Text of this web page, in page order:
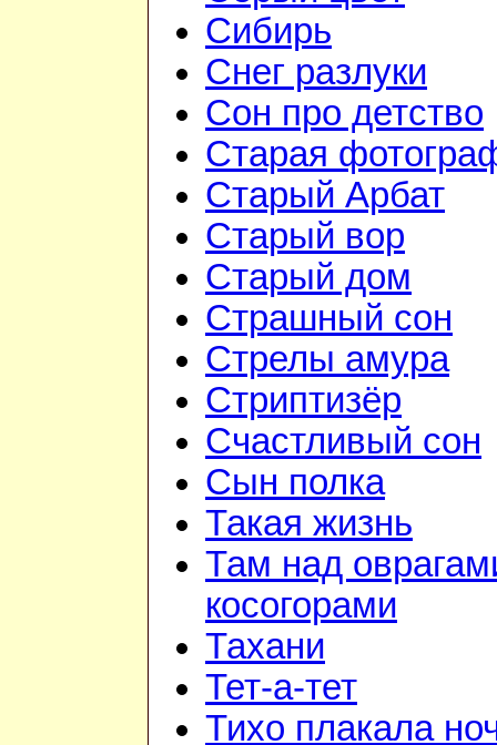
Сибирь
Снег разлуки
Сон про детство
Старая
Старый Арбат
Старый вор
Старый дом
Страшный сон
Стрелы амура
Стриптизёр
Счастливый сон
Сын полка
Такая жизнь
Там над
косогорами
Тахани
Тет-а-тет
Тихо плакала